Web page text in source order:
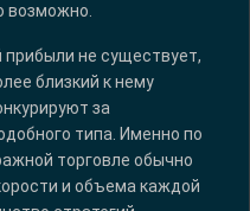
возможно.
прибыли не существует,
близкий к нему
за
типа. Именно по
торговле обычно
и объема каждой